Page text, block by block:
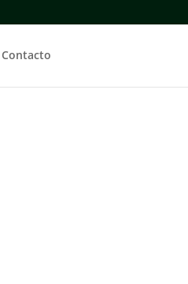
Contacto